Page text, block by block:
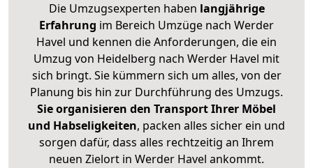
Die Umzugsexperten haben langjährige
Erfahrung im Bereich Umzüge nach Werder
Havel und kennen die Anforderungen, die ein
Umzug von Heidelberg nach Werder Havel mit
sich bringt. Sie kümmern sich um alles, von der
Planung bis hin zur Durchführung des Umzugs.
Sie organisieren den Transport Ihrer Möbel
und Habseligkeiten, packen alles sicher ein und
sorgen dafür, dass alles rechtzeitig an Ihrem
neuen Zielort in Werder Havel ankommt.